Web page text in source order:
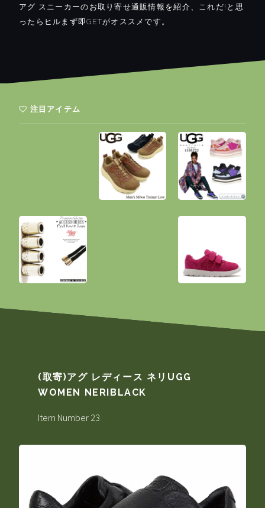
アグ スニーカーのお取り寄せ通販情報を紹介、これだ!と思
ったらヒルまず即GETがオススメです。
注目アイテム
(取寄)アグ レディース ネリUGG
WOMEN NERIBLACK
Item Number 23